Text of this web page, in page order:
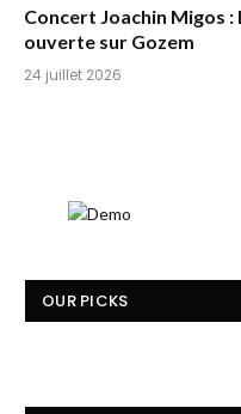
Concert Joachin Migos
ouverte sur Gozem
24 juillet 2026
OUR PICKS